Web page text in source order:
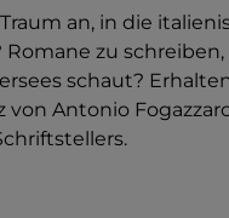
an, in die
zu
schaut?
Antonio